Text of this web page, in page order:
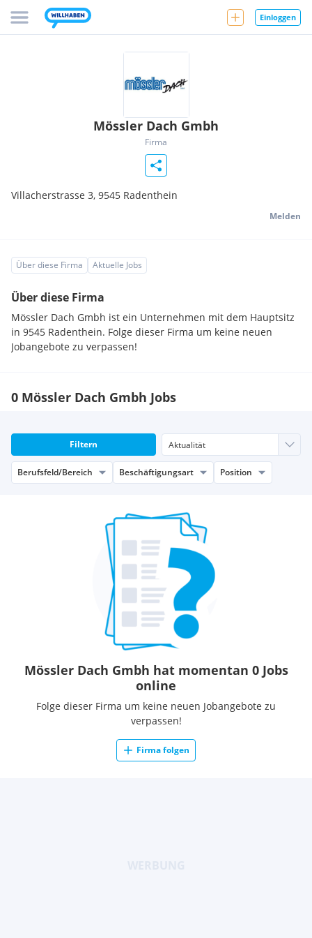
Einloggen
Mössler Dach Gmbh
Firma
Villacherstrasse 3, 9545 Radenthein
Melden
Über diese Firma Aktuelle Jobs
Über diese Firma
Mössler Dach Gmbh ist ein Unternehmen mit dem Hauptsitz
in 9545 Radenthein. Folge dieser Firma um keine neuen
Jobangebote zu verpassen!
0 Mössler Dach Gmbh Jobs
Filtern
Berufsfeld/Bereich Beschäftigungsart Position
Mössler Dach Gmbh hat momentan 0 Jobs
online
Folge dieser Firma um keine neuen Jobangebote zu
verpassen!
Firma folgen